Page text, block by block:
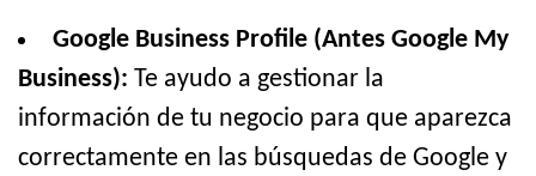
Google Business Profile (Antes Google My
Business): Te ayudo a gestionar la
información de tu negocio para que aparezca
correctamente en las búsquedas de Google y